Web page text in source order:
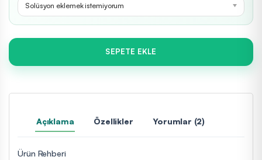
Solüsyon eklemek istemiyorum
SEPETE EKLE
Açıklama Özellikler Yorumlar (2)
Ürün Rehberi